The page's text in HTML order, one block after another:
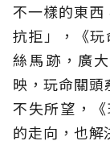
不一樣的東西
抗拒」，《
絲馬跡，廣
映，玩命關頭
不失所望，
的走向，也解